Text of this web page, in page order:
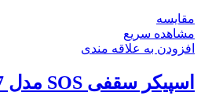
مقایسه
مشاهده سریع
افزودن به علاقه مندی
اسپیکر سقفی SOS مدل SPL7